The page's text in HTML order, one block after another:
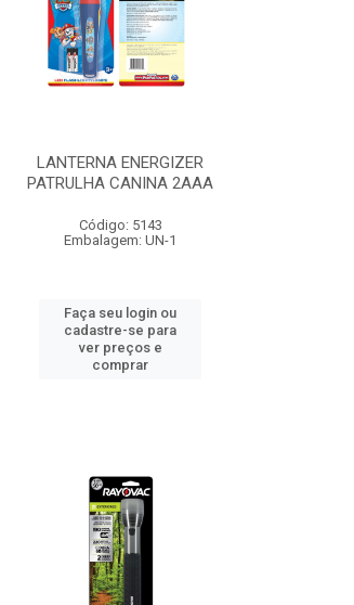
LANTERNA ENERGIZER
PATRULHA CANINA 2AAA
Código: 5143
Embalagem: UN-1
Faça seu login ou
cadastre-se para
ver preços e
comprar